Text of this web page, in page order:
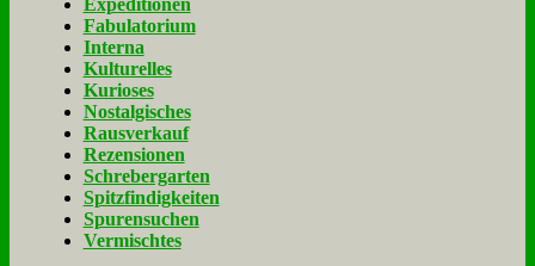
Expeditionen
Fabulatorium
Interna
Kulturelles
Kurioses
Nostalgisches
Rausverkauf
Rezensionen
Schrebergarten
Spitzfindigkeiten
Spurensuchen
Vermischtes